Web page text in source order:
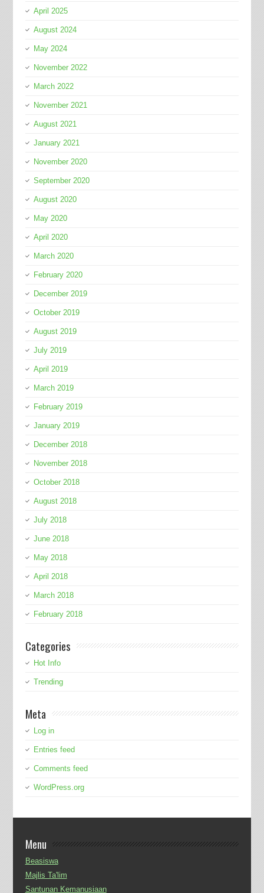
April 2025
August 2024
May 2024
November 2022
March 2022
November 2021
August 2021
January 2021
November 2020
September 2020
August 2020
May 2020
April 2020
March 2020
February 2020
December 2019
October 2019
August 2019
July 2019
April 2019
March 2019
February 2019
January 2019
December 2018
November 2018
October 2018
August 2018
July 2018
June 2018
May 2018
April 2018
March 2018
February 2018
Categories
Hot Info
Trending
Meta
Log in
Entries feed
Comments feed
WordPress.org
Menu
Beasiswa
Majlis Ta'lim
Santunan Kemanusiaan